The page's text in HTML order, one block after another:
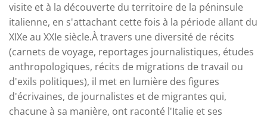
visite et à la découverte du territoire de la péninsule
italienne, en s'attachant cette fois à la période allant du
XIXe au XXIe siècle.À travers une diversité de récits
(carnets de voyage, reportages journalistiques, études
anthropologiques, récits de migrations de travail ou
d'exils politiques), il met en lumière des figures
d'écrivaines, de journalistes et de migrantes qui,
chacune à sa manière, ont raconté l'Italie et ses